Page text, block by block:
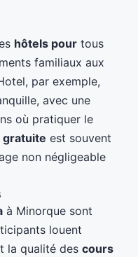
hôtels pour tous
familiaux aux
par exemple,
avec une
où pratiquer le
gratuite est souvent
non négligeable
à Minorque sont
louent
la qualité des cours